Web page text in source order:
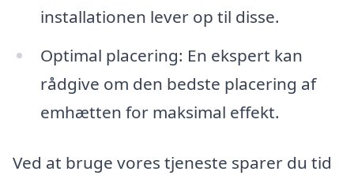
installationen lever op til disse.
Optimal placering: En ekspert kan
rådgive om den bedste placering af
emhætten for maksimal effekt.
Ved at bruge vores tjeneste sparer du tid